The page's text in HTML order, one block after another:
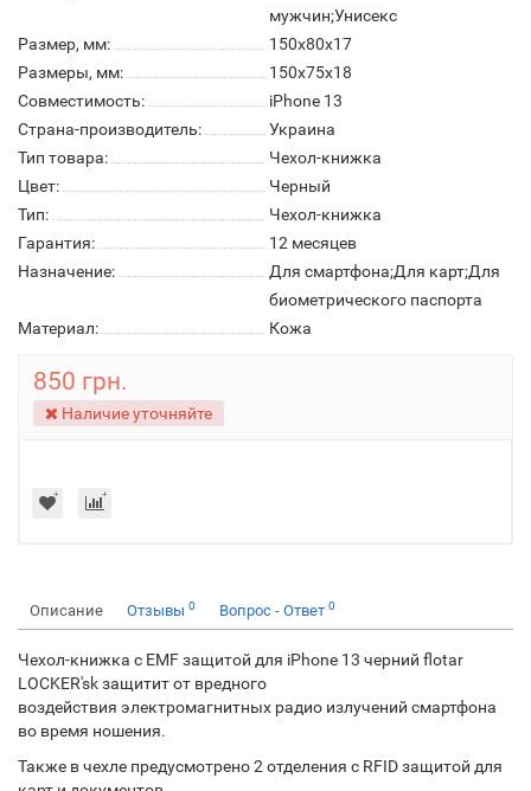
мужчин;Унисекс
Размер, мм:
150x80х17
Размеры, мм:
150х75х18
Совместимость:
iPhone 13
Страна-производитель:
Украина
Тип товара:
Чехол-книжка
Цвет:
Черный
Тип:
Чехол-книжка
Гарантия:
12 месяцев
Назначение:
Для смартфона;Для карт;Для
биометрического паспорта
Материал:
Кожа
850 грн.
Наличие уточняйте
Описание Отзывы 0 Вопрос - Ответ 0
Чехол-книжка с EMF защитой для iPhone 13 черний flotar
LOCKER'sk защитит от вредного
воздействия электромагнитных радио излучений смартфона
во время ношения.
Также в чехле предусмотрено 2 отделения с RFID защитой для